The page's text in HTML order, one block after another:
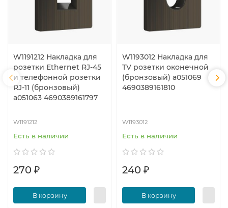
W1191212 Накладка для
розетки Ethernet RJ-45
и телефонной розетки
RJ-11 (бронзовый)
a051063 4690389161797
W1191212
Есть в наличии
270 ₽
В корзину
W1193012 Накладка для
TV розетки оконечной
(бронзовый) a051069
4690389161810
W1193012
Есть в наличии
240 ₽
В корзину